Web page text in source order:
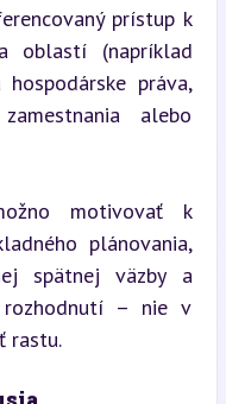
prístup k
oblastí (napríklad
práva,
alebo
motivovať k
plánovania,
spätnej väzby a
rozhodnutí – nie v
rastu.